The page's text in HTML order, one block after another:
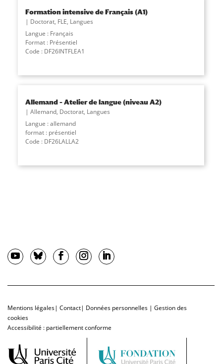
Formation intensive de Français (A1)
Doctorat, FLE, Langues
Langue : Français
Format : Présentiel
Code : DF26INTFLEA1
Allemand – Atelier de langue (niveau A2)
Allemand, Doctorat, Langues
Langue : allemand
format : présentiel
Code : DF26LALLA2
Mentions légales| Contact| Données personnelles | Gestion des
cookies
Accessibilité : partiellement conforme